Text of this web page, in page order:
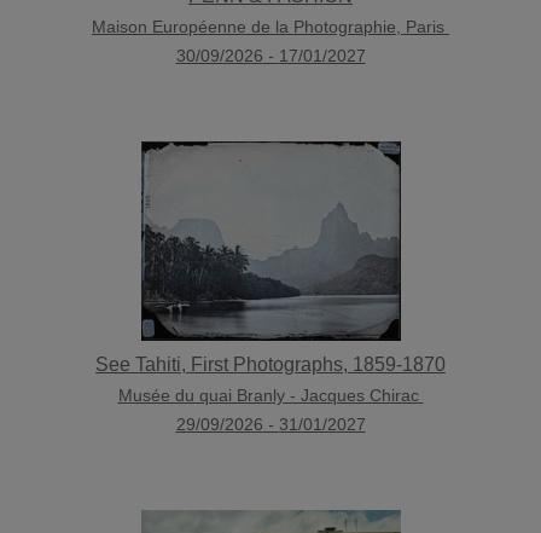
Maison Européenne de la Photographie, Paris
30/09/2026 - 17/01/2027
See Tahiti, First Photographs, 1859-1870
Musée du quai Branly - Jacques Chirac
29/09/2026 - 31/01/2027